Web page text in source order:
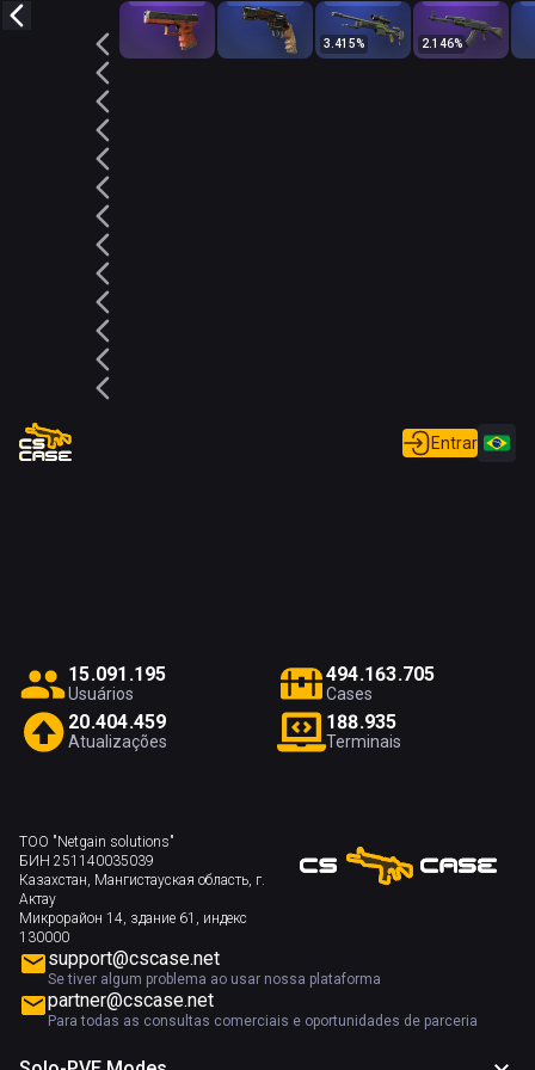
3.415% 2.146%
Entrar
15.091 .195
Usuários
494.163.705
Cases
20.404.459
Atualizações
188.935
Terminais
ТОО "Netgain solutions"
БИН 251140035039
Казахстан, Мангистауская область, г.
Актау
Микрорайон 14, здание 61, индекс
130000
support@cscase.net
Se tiver algum problema ao usar nossa plataforma
partner@cscase.net
Para todas as consultas comerciais e oportunidades de parceria